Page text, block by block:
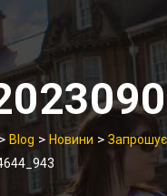
> Blog > Новини >